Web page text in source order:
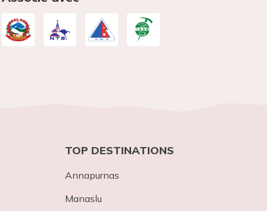
TOP DESTINATIONS
Annapurnas
Mana​slu